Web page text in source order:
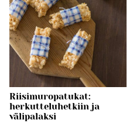
Riisimuropatukat:
herkutteluhetkiin ja
välipalaksi